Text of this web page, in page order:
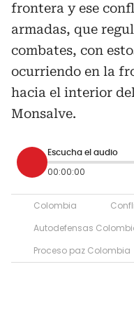
frontera y ese
armadas, que
combates, con
ocurriendo en la
hacia el interior
Monsalve.
Escucha el audio
00:00:00
Colombia
Autodefensas
Proceso paz Colombia